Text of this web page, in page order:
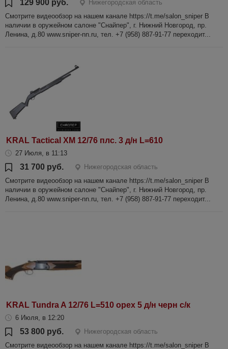
129 900 руб.
Нижегородская область
Смотрите видеообзор на нашем канале https://t.me/salon_sniper В
наличии в оружейном салоне "Снайпер", г. Нижний Новгород, пр.
Ленина, д.80 www.sniper-nn.ru, тел. +7 (958) 887-91-77 переходит...
KRAL Tactical XM 12/76 плс. 3 д/н L=610
27 Июля, в 11:13
31 700 руб.
Нижегородская область
Смотрите видеообзор на нашем канале https://t.me/salon_sniper В
наличии в оружейном салоне "Снайпер", г. Нижний Новгород, пр.
Ленина, д.80 www.sniper-nn.ru, тел. +7 (958) 887-91-77 переходит...
KRAL Tundra A 12/76 L=510 орех 5 д/н черн с/к
6 Июля, в 12:20
53 800 руб.
Нижегородская область
Смотрите видеообзор на нашем канале https://t.me/salon_sniper В